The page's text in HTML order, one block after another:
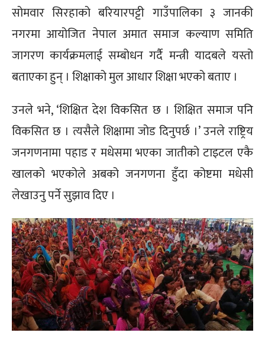
सोमवार सिरहाको बरियारपट्टी गाउँपालिका ३ जानकी
नगरमा आयोजित नेपाल अमात समाज कल्याण समिति
जागरण कार्यक्रमलाई सम्बोधन गर्दै मन्त्री यादबले यस्तो
बताएका हुन् । शिक्षाको मुल आधार शिक्षा भएको बताए ।
उनले भने, ‘शिक्षित देश विकसित छ । शिक्षित समाज पनि
विकसित छ । त्यसैले शिक्षामा जोड दिनुपर्छ ।’ उनले राष्ट्रिय
जनगणनामा पहाड र मधेसमा भएका जातीको टाइटल एकै
खालको भएकोले अबको जनगणना हुँदा कोष्टमा मधेसी
लेखाउनु पर्ने सुझाव दिए ।